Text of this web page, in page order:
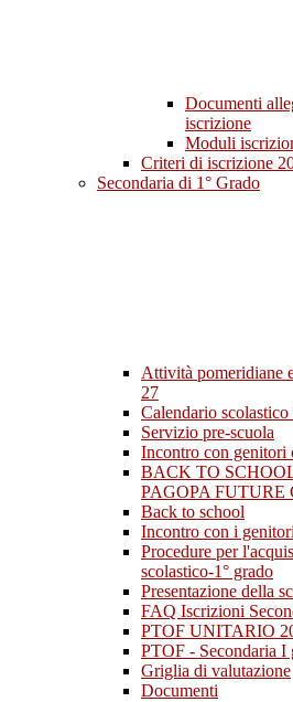
Documenti
iscrizione
Moduli
Criteri di iscrizione
Secondaria di 1° Grado
Attività pomeridiane
27
Calendario
Servizio pre-scuola
Incontro con genitori
BACK TO
PAGOPA FUTURE
Back to school
Incontro con i
Procedure per
scolastico-1° grado
Presentazione della
FAQ Iscrizioni
PTOF UNITARIO
PTOF - Secondaria I
Griglia di valutazione
Documenti